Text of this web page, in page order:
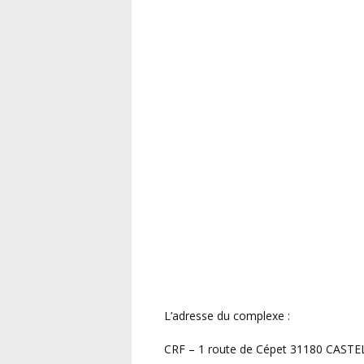
L’adresse du complexe :
CRF – 1 route de Cépet 31180